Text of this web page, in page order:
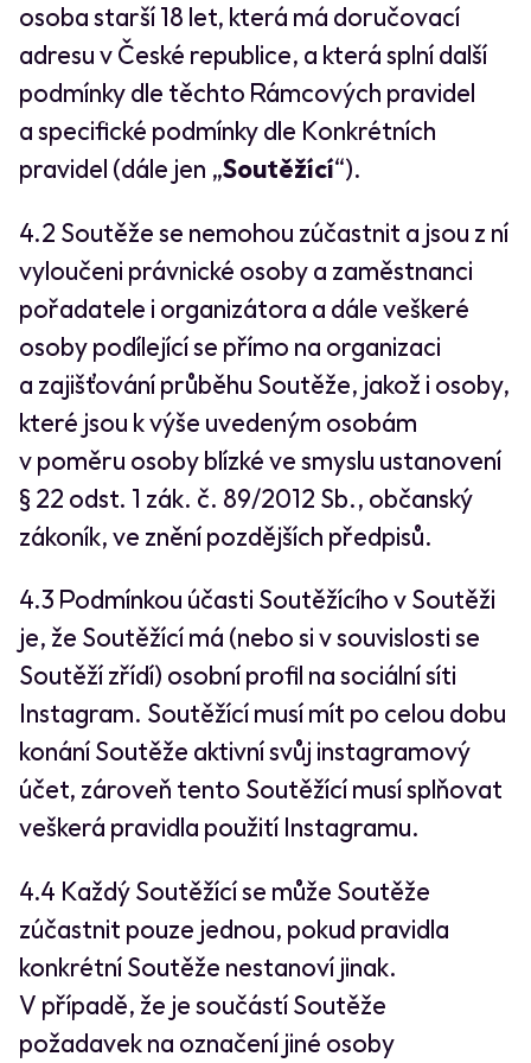
osoba starší 18 let, která má doručovací
adresu v České republice, a která splní další
podmínky dle těchto Rámcových pravidel
a specifické podmínky dle Konkrétních
pravidel (dále jen „Soutěžící“).
4.2 Soutěže se nemohou zúčastnit a jsou z ní
vyloučeni právnické osoby a zaměstnanci
pořadatele i organizátora a dále veškeré
osoby podílející se přímo na organizaci
a zajišťování průběhu Soutěže, jakož i osoby,
které jsou k výše uvedeným osobám
v poměru osoby blízké ve smyslu ustanovení
§ 22 odst. 1 zák. č. 89/2012 Sb., občanský
zákoník, ve znění pozdějších předpisů.
4.3 Podmínkou účasti Soutěžícího v Soutěži
je, že Soutěžící má (nebo si v souvislosti se
Soutěží zřídí) osobní profil na sociální síti
Instagram. Soutěžící musí mít po celou dobu
konání Soutěže aktivní svůj instagramový
účet, zároveň tento Soutěžící musí splňovat
veškerá pravidla použití Instagramu.
4.4 Každý Soutěžící se může Soutěže
zúčastnit pouze jednou, pokud pravidla
konkrétní Soutěže nestanoví jinak.
V případě, že je součástí Soutěže
požadavek na označení jiné osoby